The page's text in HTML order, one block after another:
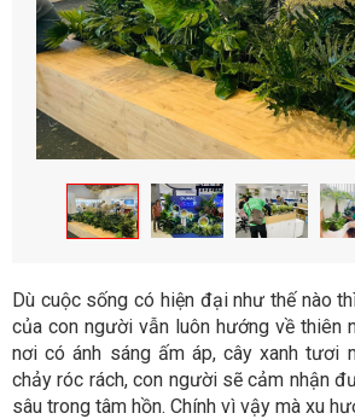
Dù cuộc sống có hiện đại như thế nào
của con người vẫn luôn hướng về thiên
nơi có ánh sáng ấm áp, cây xanh tươi
chảy róc rách, con người sẽ cảm nhận
sâu trong tâm hồn. Chính vì vậy mà xu